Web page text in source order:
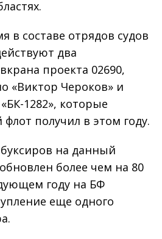
в составе отрядов судов
два
проекта 02690,
«Виктор Чероков» и
1282», которые
получил в этом году.
на данный
более чем на 80
году на БФ
еще одного